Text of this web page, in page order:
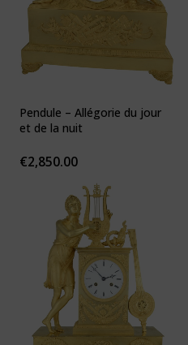
Pendule – Allégorie du jour
et de la nuit
€2,850.00